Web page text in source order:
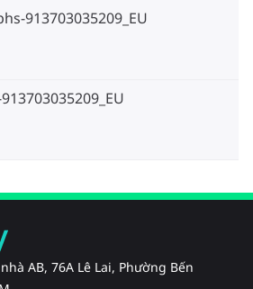
913703035209_EU
AB, 76A Lê Lai, Phường Bến